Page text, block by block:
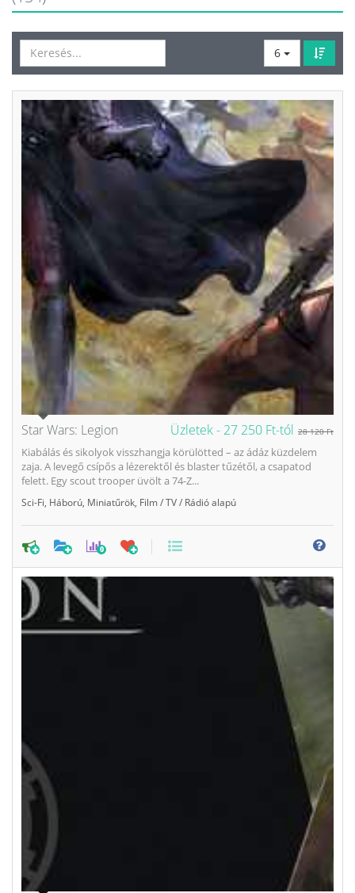
6
Üzletek - 27 250 Ft-tól 28 120 Ft
Star Wars: Legion
Kiabálás és sikolyok visszhangja körülötted – az ádáz küzdelem
zaja. A levegő csípős a lézerektől és blaster tűzétől, a csapatod
felett. Egy scout trooper üvölt a 74-Z...
Sci-Fi Háború Miniatűrök Film / TV / Rádió alapú
0